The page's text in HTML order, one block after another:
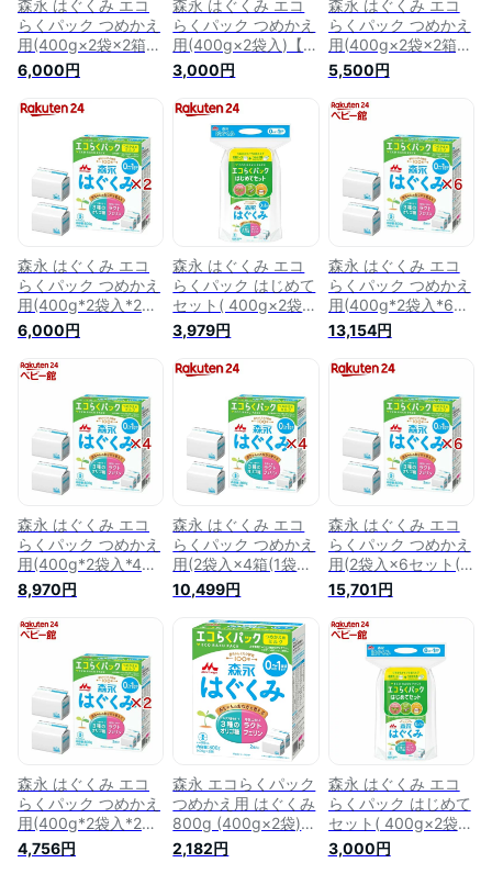
森永 はぐくみ エコ
らくパック つめかえ
用(400g×2袋×2箱)
【vw8】【wwg】
【はぐくみ】[はぐく
み 粉ミルク 新生児
グローアップ 手口ふ
6,000円
森永 はぐくみ エコ
らくパック つめかえ
用(400g×2袋入)【は
ぐくみ】[はぐくみ
粉ミルク 新生児 グ
ローアップミルク]
3,000円
森永 はぐくみ エコ
らくパック つめかえ
用(400g×2袋×2箱)
【はぐくみ】[はぐく
み 粉ミルク 新生児
グローアップ 手口ふ
き]
5,500円
森永 はぐくみ エコ
らくパック つめかえ
用(400g*2袋入*2コ
セット)【vw8】
【wwg】【はぐく
み】[粉ミルク]
6,000円
森永 はぐくみ エコ
らくパック はじめて
セット( 400g×2袋
入)【vw8】
【wwg】【はぐく
み】[はぐくみ 粉ミ
ース スプーン付]
3,979円
森永 はぐくみ エコ
らくパック つめかえ
用(400g*2袋入*6箱
セット)【はぐくみ】
[粉ミルク]
13,154円
森永 はぐくみ エコ
らくパック つめかえ
用(400g*2袋入*4箱
セット)【はぐくみ】
[粉ミルク]
8,970円
森永 はぐくみ エコ
らくパック つめかえ
用(2袋入×4箱(1袋
400g))【はぐくみ】
[粉ミルク]
10,499円
森永 はぐくみ エコ
らくパック つめかえ
用(2袋入×6セット(1
袋400g))【はぐく
み】[粉ミルク]
15,701円
森永 はぐくみ エコ
らくパック つめかえ
用(400g*2袋入*2コ
セット)【はぐくみ】
[粉ミルク]
4,756円
森永 エコらくパック
つめかえ用 はぐくみ
800g (400g×2袋)
[新生児 赤ちゃん 0
ヶ月~1歳頃 粉ミル
2,182円
森永 はぐくみ エコ
らくパック はじめて
セット( 400g×2袋
入)【はぐくみ】[は
ぐくみ 粉ミルク 新
3,000円